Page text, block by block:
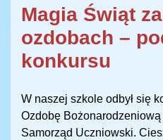
Magia Świąt
ozdobach –
konkursu
W naszej szkole odbył się
Ozdobę Bożonarodzeniową
Samorząd Uczniowski.